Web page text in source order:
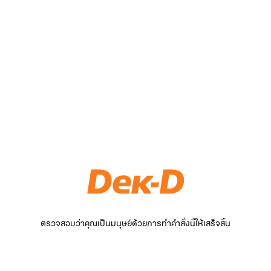
ตรวจสอบว่าคุณเป็นมนุษย์ด้วยการทำคำสั่งนี้ให้เสร็จสิ้น